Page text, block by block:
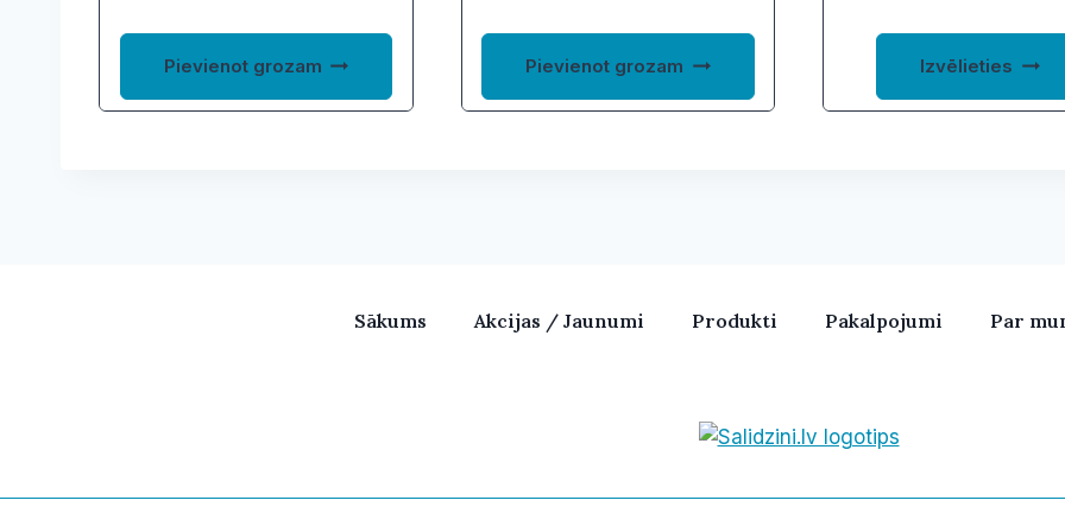
Pievienot grozam Pievienot grozam
37,80 €
Izvēlieties
Sākums Akcijas / Jaunumi Produkti Pakalpojumi Par